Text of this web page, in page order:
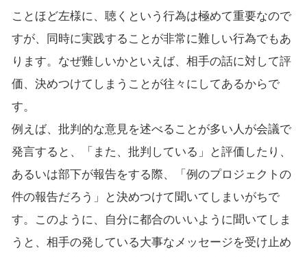
ことほど左様に、聴くという行為は極めて重要なので
すが、同時に実践することが非常に難しい行為でもあ
ります。なぜ難しいかといえば、相手の話に対して評
価、決めつけてしまうことが往々にしてあるからで
す。
例えば、批判的な意見を述べることが多い人が会議で
発言すると、「また、批判している」と評価したり、
あるいは部下が報告をする際、「例のプロジェクトの
件の報告だろう」と決めつけて聞いてしまいがちで
す。このように、自分に都合のいいように聞いてしま
うと、相手の発している大事なメッセージを受け止め